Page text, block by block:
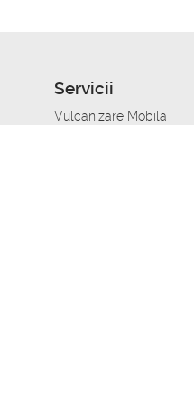
Servicii
Vulcanizare Mobila